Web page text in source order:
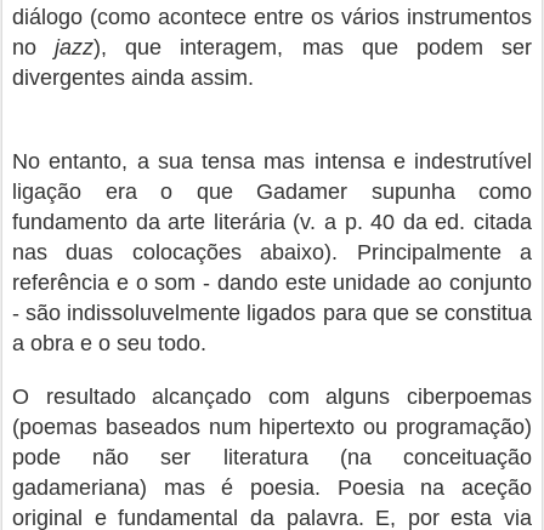
diálogo (como acontece entre os vários instrumentos
nojazz), que interagem, mas que podem ser
divergentes ainda assim.
No entanto, a sua tensa mas intensa e indestrutível
ligação era o que Gadamer supunha como
fundamento da arte literária (v. a p. 40 da ed. citada
nas duas colocações abaixo). Principalmente a
referência e o som - dando este unidade ao conjunto
- são indissoluvelmente ligados para que se constitua
a obra e o seu todo.
O resultado alcançado com alguns ciberpoemas
(poemas baseados num hipertexto ou programação)
pode não ser literatura (na conceituação
gadameriana) mas é poesia. Poesia na aceção
original e fundamental da palavra. E, por esta via